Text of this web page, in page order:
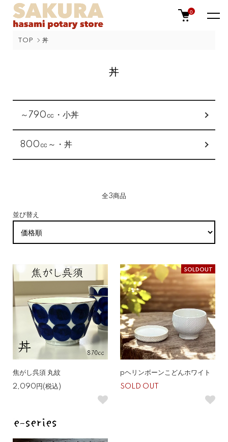
0
TOP 丼
丼
カテゴリー一覧
～790㏄・小丼
800㏄～・丼
全3商品
並び替え
焦がし呉須 丸紋
2,090円(税込)
SOLDOUT
pヘリンボーンこどんホワイト
SOLD OUT